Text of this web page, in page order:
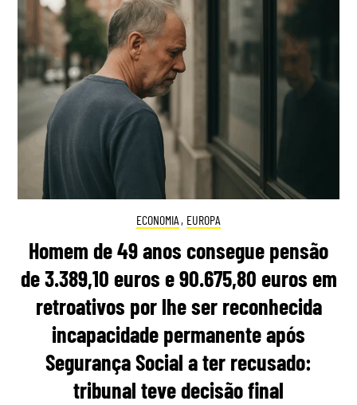
ECONOMIA , EUROPA
Homem de 49 anos consegue pensão
de 3.389,10 euros e 90.675,80 euros em
retroativos por lhe ser reconhecida
incapacidade permanente após
Segurança Social a ter recusado:
tribunal teve decisão final